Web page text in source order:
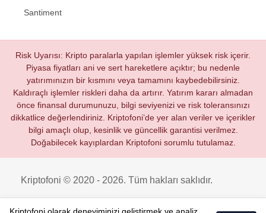
Santiment
Risk Uyarısı: Kripto paralarla yapılan işlemler yüksek risk içerir.
Piyasa fiyatları ani ve sert hareketlere açıktır; bu nedenle
yatırımınızın bir kısmını veya tamamını kaybedebilirsiniz.
Kaldıraçlı işlemler riskleri daha da artırır. Yatırım kararı almadan
önce finansal durumunuzu, bilgi seviyenizi ve risk toleransınızı
dikkatlice değerlendiriniz. Kriptofoni’de yer alan veriler ve içerikler
bilgi amaçlı olup, kesinlik ve güncellik garantisi verilmez.
Doğabilecek kayıplardan Kriptofoni sorumlu tutulamaz.
Kriptofoni © 2020 - 2026. Tüm hakları saklıdır.